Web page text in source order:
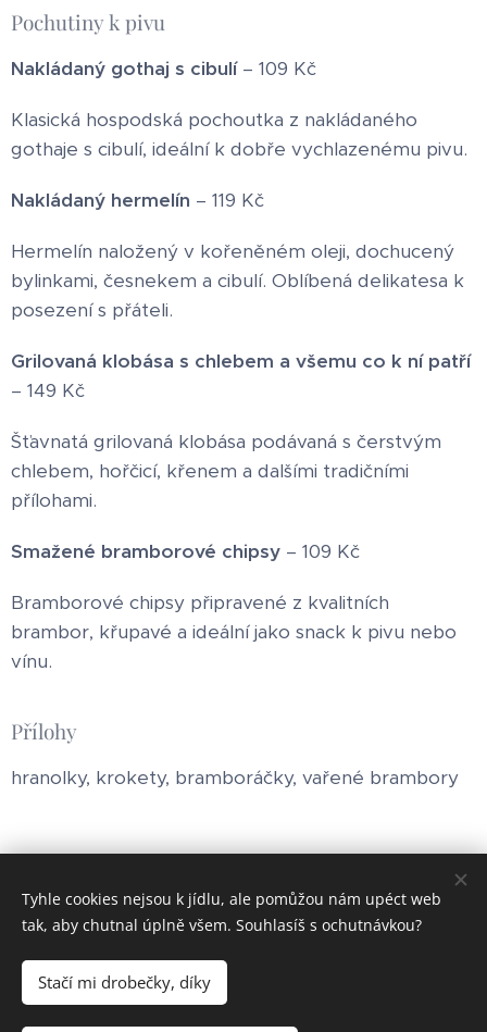
Pochutiny k pivu
Nakládaný gothaj s cibulí– 109 Kč
Klasická hospodská pochoutka z nakládaného
gothaje s cibulí, ideální k dobře vychlazenému pivu.
Nakládaný hermelín – 119 Kč
Hermelín naložený v kořeněném oleji, dochucený
bylinkami, česnekem a cibulí. Oblíbená delikatesa k
posezení s přáteli.
Grilovaná klobása s chlebem a všemu co k ní patří
– 149 Kč
Šťavnatá grilovaná klobása podávaná s čerstvým
chlebem, hořčicí, křenem a dalšími tradičními
přílohami.
Smažené bramborové chipsy – 109 Kč
Bramborové chipsy připravené z kvalitních
brambor, křupavé a ideální jako snack k pivu nebo
vínu.
Přílohy
hranolky, krokety, bramboráčky, vařené brambory
Tyhle cookies nejsou k jídlu, ale pomůžou nám upéct web
tak, aby chutnal úplně všem. Souhlasíš s ochutnávkou?
Stačí mi drobečky, díky